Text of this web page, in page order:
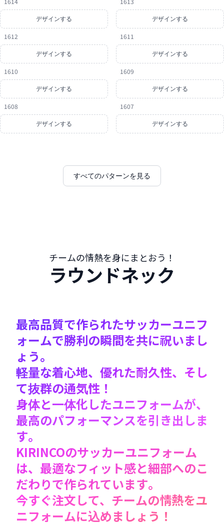
デザインする デザインする
1612
デザインする
1611
デザインする
1610
デザインする
1609
デザインする
1608
デザインする
1607
デザインする
すべてのパターンを見る
チームの情熱を身にまとおう！
ラウンドネック
最高品質で作られたサッカーユニフ
ォームで勝利の瞬間を共に祝いまし
ょう。
軽量な着心地、優れた耐久性、そし
て抜群の通気性！
身体と一体化したユニフォームが、
最高のパフォーマンスを引き出しま
す。
KIRINCOのサッカーユニフォーム
は、最適なフィット感と細部へのこ
だわりで作られています。
今すぐ注文して、チームの情熱をユ
ニフォームに込めましょう！